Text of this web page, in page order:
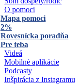
O pomoci
Mapa pomoci
2%
Rovesnícka poradňa
Pre teba
Videá
Mobilné aplikácie
Podcasty
Inšpirácia z Instagramu